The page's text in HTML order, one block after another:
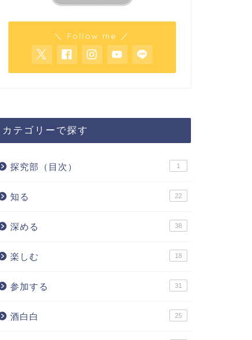
＼ Follow me ／
カテゴリーで探す
探究部（目次） 1
知る 22
深める 38
楽しむ 18
参加する 31
酒白白 25